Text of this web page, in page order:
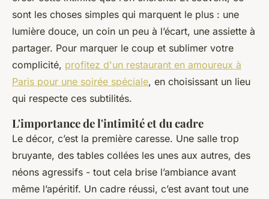
sont les choses simples qui marquent le plus : une
lumière douce, un coin un peu à l’écart, une assiette à
partager. Pour marquer le coup et sublimer votre
complicité, profitez d'un restaurant en amoureux à
Paris pour une soirée spéciale, en choisissant un lieu
qui respecte ces subtilités.
L'importance de l'intimité et du cadre
Le décor, c’est la première caresse. Une salle trop
bruyante, des tables collées les unes aux autres, des
néons agressifs - tout cela brise l’ambiance avant
même l’apéritif. Un cadre réussi, c’est avant tout une